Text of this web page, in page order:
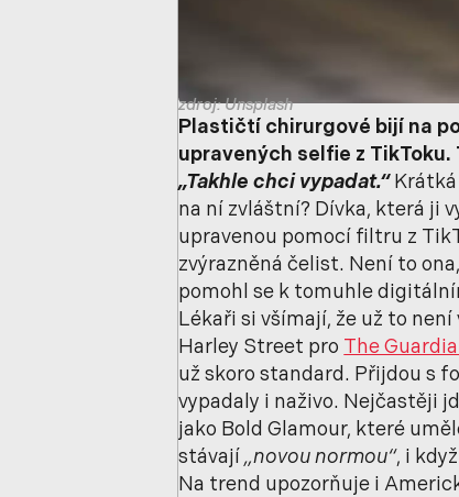
zdroj: Unsplash
Plastičtí chirurgové bijí na
upravených selfie z
„Takhle chci vypadat.“Krátká
na ní zvláštní? Dívka, která ji
upravenou pomocí filtru z
zvýrazněná čelist. Není to
pomohl se k tomuhle
Lékaři si všímají, že už to
Harley Street pro The
už skoro standard. Přijdou s
vypadaly i naživo. Nejčastěji
jako Bold Glamour, které
stávají„novou normou“, i
Na trend upozorňuje i